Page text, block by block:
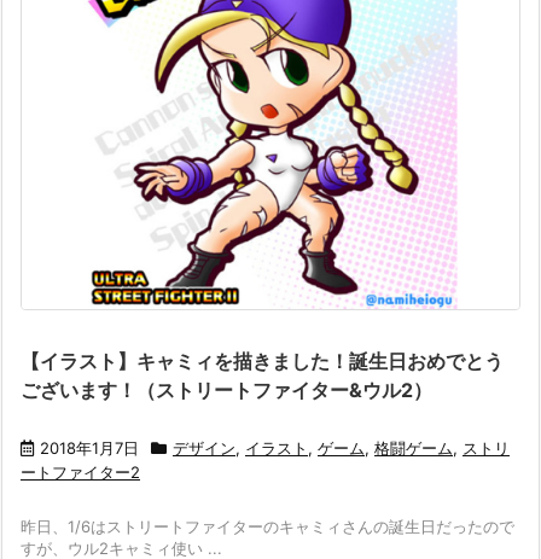
【イラスト】キャミィを描きました！誕生日おめでとう
ございます！（ストリートファイター&ウル2）
2018年1月7日 デザイン, イラスト , ゲーム, 格闘ゲーム, ストリ
ートファイター2
昨日、1/6はストリートファイターのキャミィさんの誕生日だったので
すが、ウル2キャミィ使い ...